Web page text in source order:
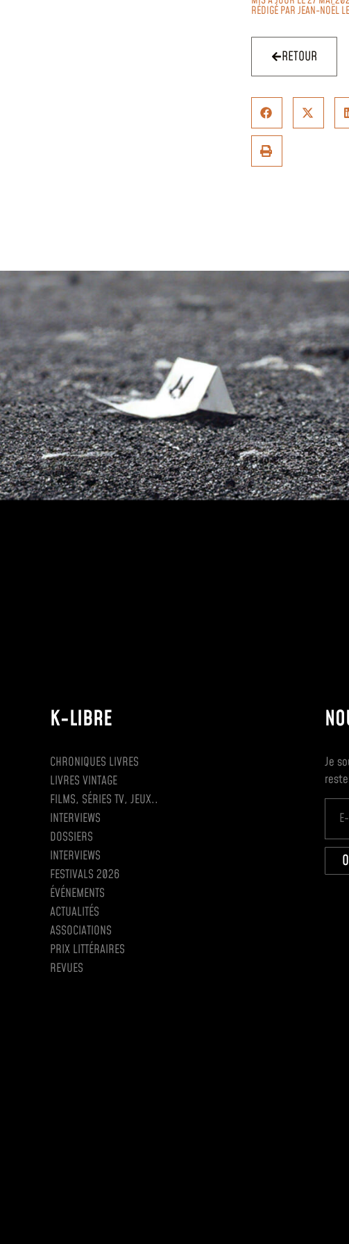
RÉDIGÉ PARJEAN-NOËL
RETOUR
K-LIBRE
CHRONIQUES LIVRES
LIVRES VINTAGE
FILMS, SÉRIES TV, JEUX..
INTERVIEWS
DOSSIERS
INTERVIEWS
FESTIVALS 2026
ÉVÉNEMENTS
ACTUALITÉS
ASSOCIATIONS
PRIX LITTÉRAIRES
REVUES
Je